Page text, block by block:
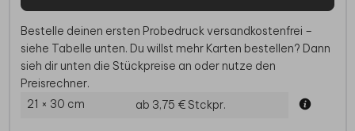
Bestelle deinen ersten Probedruck versandkostenfrei –
siehe Tabelle unten. Du willst mehr Karten bestellen? Dann
sieh dir unten die Stückpreise an oder nutze den
Preisrechner.
21 × 30 cm
ab 3,75 €Stckpr.